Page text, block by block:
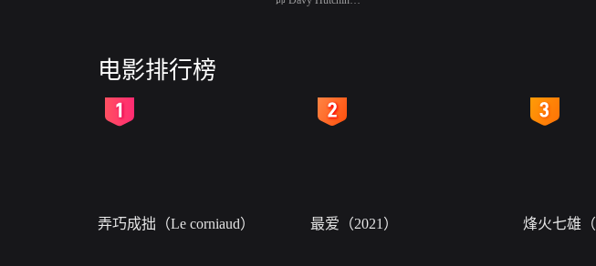
电影排行榜
弄巧成拙（Le corniaud） 最爱（2021） 烽火七雄（